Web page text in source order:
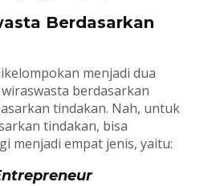
Berdasarkan
menjadi dua
berdasarkan
tindakan. Nah, untuk
tindakan, bisa
menjadi empat jenis, yaitu: